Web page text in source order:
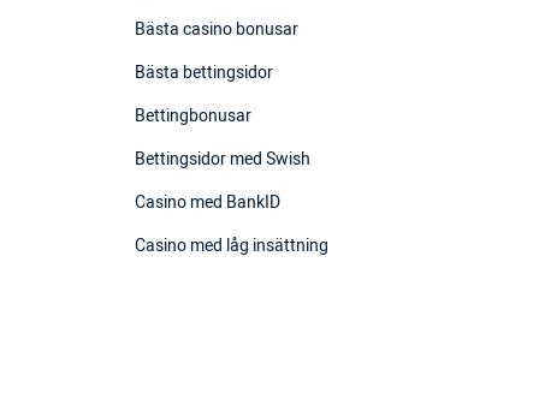
Bästa casino bonusar
Bästa bettingsidor
Bettingbonusar
Bettingsidor med Swish
Casino med BankID
Casino med låg insättning